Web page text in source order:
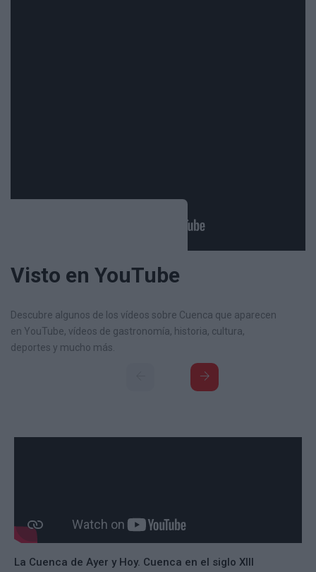
Visto en YouTube
Descubre algunos de los vídeos sobre Cuenca que aparecen
en YouTube, vídeos de gastronomía, historia, cultura,
deportes y mucho más.
La Cuenca de Ayer y Hoy. Cuenca en el siglo XIII